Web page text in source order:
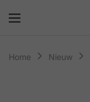
Home Nieuw